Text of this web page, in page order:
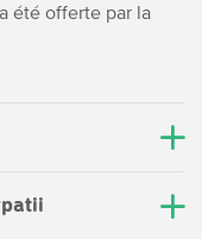
été offerte par la